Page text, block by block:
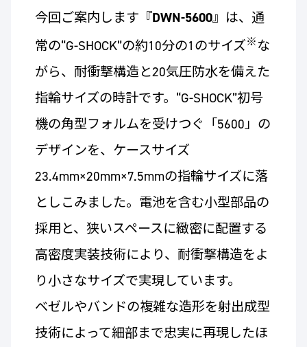
今回ご案内します『DWN-5600』は、通
常の“G-SHOCK”の約10分の1のサイズ※な
がら、耐衝撃構造と20気圧防水を備えた
指輪サイズの時計です。“G-SHOCK”初号
機の角型フォルムを受けつぐ「5600」の
デザインを、ケースサイズ
23.4mm×20mm×7.5mmの指輪サイズに落
としこみました。電池を含む小型部品の
採用と、狭いスペースに緻密に配置する
高密度実装技術により、耐衝撃構造をよ
り小さなサイズで実現しています。
ベゼルやバンドの複雑な造形を射出成型
技術によって細部まで忠実に再現したほ